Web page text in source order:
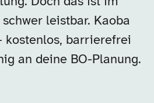
leistbar. Kaoba
kostenlos, barrierefrei
an deine BO-Planung.